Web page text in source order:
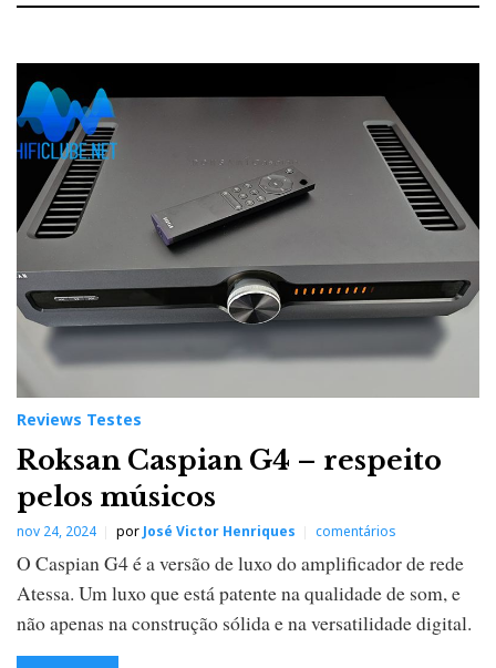
Reviews Testes
Roksan Caspian G4 – respeito
pelos músicos
nov 24, 2024 por José Victor Henriques comentários
O Caspian G4 é a versão de luxo do amplificador de rede
Atessa. Um luxo que está patente na qualidade de som, e
não apenas na construção sólida e na versatilidade digital.